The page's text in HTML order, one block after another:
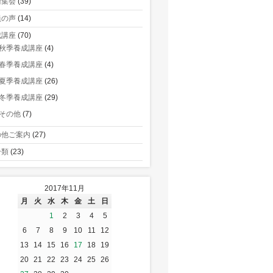
声 (14)
座 (70)
季養成講座 (4)
季養成講座 (4)
夏季養成講座 (26)
季養成講座 (29)
その他 (7)
ご案内 (27)
(23)
2017年11月
月
火 水 木 金 土
日
1
2 3 4
5
6
7 8 9 10 11
12
13
14 15 16 17 18
19
20 21 22 23 24 25
26